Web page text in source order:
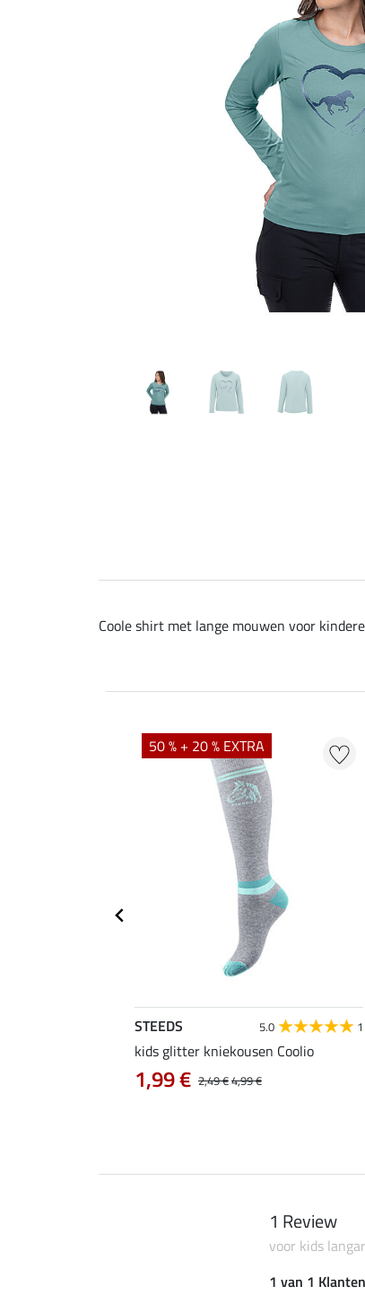
Coole shirt met lange mouwen voor
50 % + 20 % EXTRA
STEEDS 5.0 1
kids glitter kniekousen Coolio
2,49 €4,99 €
1,99 €
1 Review
voor kids
1 van 1